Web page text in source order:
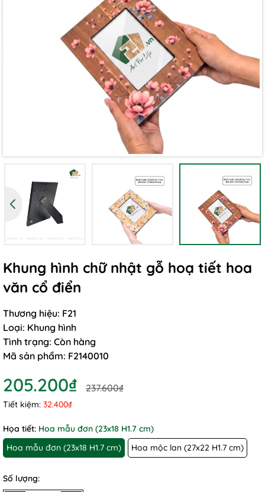
Khung hình chữ nhật gỗ hoạ tiết hoa
văn cổ điển
Thương hiệu: F21
Loại: Khung hình
Tình trạng: Còn hàng
Mã sản phẩm: F2140010
205.200₫ 237.600₫
Tiết kiệm: 32.400₫
Họa tiết: Hoa mẫu đơn (23x18 H1.7 cm)
Hoa mẫu đơn (23x18 H1.7 cm)
Hoa mộc lan (27x22 H1.7 cm)
Số lượng: